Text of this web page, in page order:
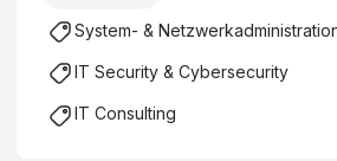
System- &
IT Security & Cybersecurity
IT Consulting